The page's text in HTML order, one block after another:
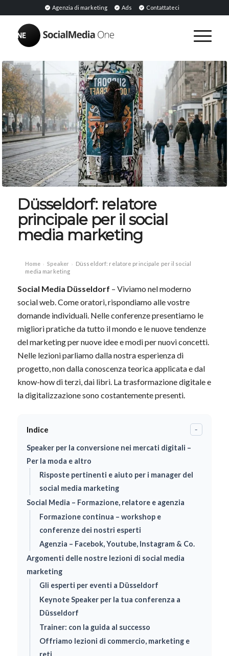
Agenzia di marketing Ads Contattateci
Düsseldorf: relatore
principale per il social
media marketing
Home › Speaker › Düsseldorf: relatore principale per il social
media marketing
Social Media Düsseldorf – Viviamo nel moderno
social web. Come oratori, rispondiamo alle vostre
domande individuali. Nelle conferenze presentiamo le
migliori pratiche da tutto il mondo e le nuove tendenze
del marketing per nuove idee e modi per nuovi concetti.
Nelle lezioni parliamo dalla nostra esperienza di
progetto, non dalla conoscenza teorica applicata e dal
know-how di terzi, dai libri. La trasformazione digitale e
la digitalizzazione sono costantemente presenti.
Indice -
Speaker per la conversione nei mercati digitali –
Per la moda e altro
Risposte pertinenti e aiuto per i manager del
social media marketing
Social Media – Formazione, relatore e agenzia
Formazione continua – workshop e
conferenze dei nostri esperti
Agenzia – Facebok, Youtube, Instagram & Co.
Argomenti delle nostre lezioni di social media
marketing
Gli esperti per eventi a Düsseldorf
Keynote Speaker per la tua conferenza a
Düsseldorf
Trainer: con la guida al successo
Offriamo lezioni di commercio, marketing e